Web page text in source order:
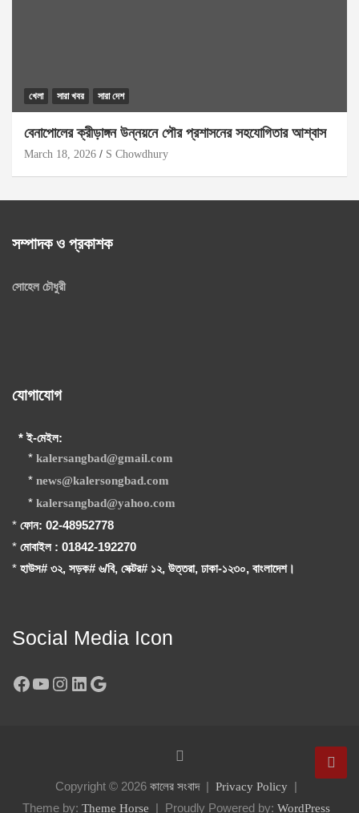
খেলা সারা খবর সারা দেশ
বেনাপোলের ক্রীড়াঙ্গন উন্নয়নে পৌর প্রশাসনের সহযোগিতার আশ্বাস
March 18, 2026 S Chowdhury
সম্পাদক ও প্রকাশক
সোহেল চৌধুরী
যোগাযোগ
* ই-মেইল:
* kalersangbad@gmail.com
* news@kalersongbad.com
* kalersangbad@yahoo.com
* ফোন: 02-48952778
* মোবাইল : 01842-192270
* হাউস# ৩২, সড়ক# ৬/বি, সেক্টর# ১২, উত্তরা, ঢাকা-১২৩০, বাংলাদেশ।
Social Media Icon
Facebook
YouTube
Instagram
LinkedIn
Google
Copyright © 2026 কালের সংবাদ Privacy Policy
Theme by: Theme Horse Proudly Powered by: WordPress